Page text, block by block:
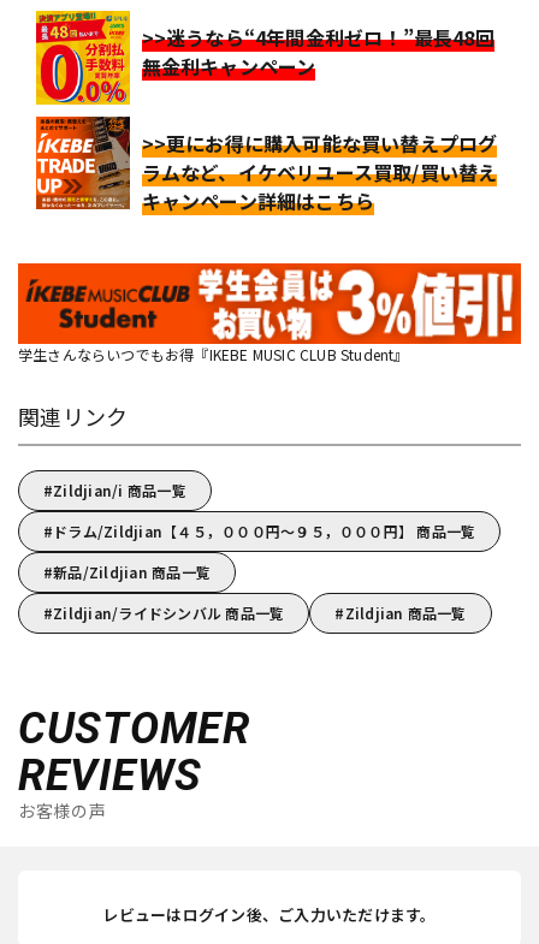
>>迷うなら“4年間金利ゼロ！”最長48回
無金利キャンペーン
>>更にお得に購入可能な買い替えプログ
ラムなど、イケベリユース買取/買い替え
キャンペーン詳細はこちら
学生さんならいつでもお得『IKEBE MUSIC CLUB Student』
関連リンク
Zildjian/i 商品一覧
ドラム/Zildjian【４５，０００円～９５，０００円】 商品一覧
新品/Zildjian 商品一覧
Zildjian/ライドシンバル 商品一覧
Zildjian 商品一覧
CUSTOMER
REVIEWS
お客様の声
レビューはログイン後、ご入力いただけます。